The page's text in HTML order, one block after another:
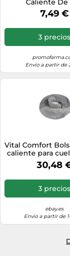
Caliente De
7,49 €
3 precios
Envío a partir de
Vital Comfort
caliente para
con embudo
de y cuello alto,
forro polar
para relajarse y
30,48
3 precios
ebay.es
Envío a partir de